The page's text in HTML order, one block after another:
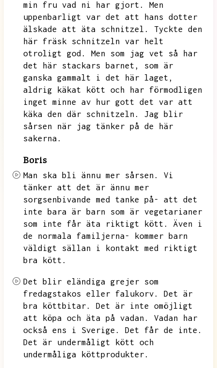
min fru vad ni har gjort.
Men
uppenbarligt var det att hans dotter
älskade att äta schnitzel.
Tyckte den
här fräsk schnitzeln var helt
otroligt god.
Men som jag vet så har
det här stackars barnet,
som är
ganska gammalt i det här laget,
aldrig käkat kött och har förmodligen
inget minne av hur gott det var att
käka den där schnitzeln.
Jag blir
sårsen när jag tänker på de här
sakerna.
Boris
Man ska bli ännu mer sårsen.
Vi
tänker att det är ännu mer
sorgsenbivande med tanke på- att det
inte bara är barn som är vegetarianer
som inte får äta riktigt kött.
Även i
de normala familjerna- kommer barn
väldigt sällan i kontakt med riktigt
bra kött.
Det blir eländiga grejer som
fredagstakos eller falukorv.
Det är
bra köttbitar.
Det är inte omöjligt
att köpa och äta på vadan.
Vadan har
också ens i Sverige.
Det får de inte.
Det är undermåligt kött och
undermåliga köttprodukter.